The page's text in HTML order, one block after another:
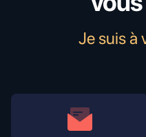
Je suis à